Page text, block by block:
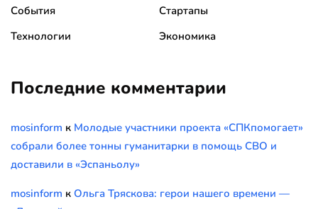
События
Стартапы
Технологии
Экономика
Последние комментарии
mosinform к Молодые участники проекта «СПКпомогает»
собрали более тонны гуманитарки в помощь СВО и
доставили в «Эспаньолу»
mosinform к Ольга Тряскова: герои нашего времени —